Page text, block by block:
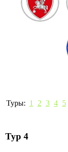
Туры: 1 2 3 4 5
Тур 4